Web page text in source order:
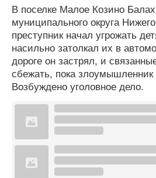
В поселке Малое Козино
муниципального округа
преступник начал угрожать
насильно затолкал их в
дороге он застрял, и
сбежать, пока злоумышленник
Возбуждено уголовное дело.